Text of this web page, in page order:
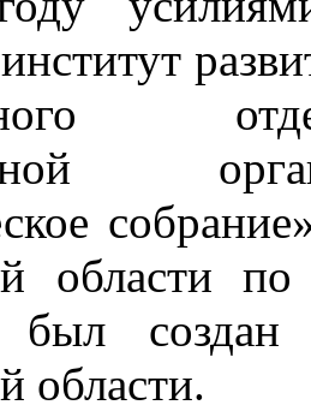
области
создан
области.